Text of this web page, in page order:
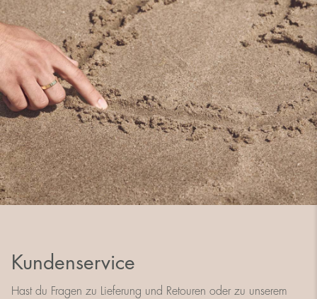
Kundenservice
Hast du Fragen zu Lieferung und Retouren oder zu unserem